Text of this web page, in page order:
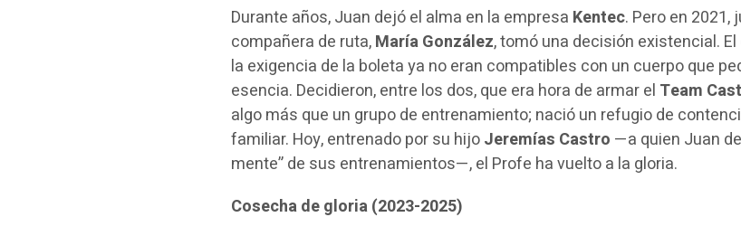
Durante años, Juan dejó el alma en la empresa Kentec. Pero en 2021,
compañera de ruta,María González, tomó una decisión existencial.
la exigencia de la boleta ya no eran compatibles con un cuerpo que
esencia. Decidieron, entre los dos, que era hora de armar el Team
algo más que un grupo de entrenamiento; nació un refugio de
familiar. Hoy, entrenado por su hijoJeremías Castro —a quien Juan
mente” de sus entrenamientos—, el Profe ha vuelto a la gloria.
Cosecha de gloria (2023-2025)